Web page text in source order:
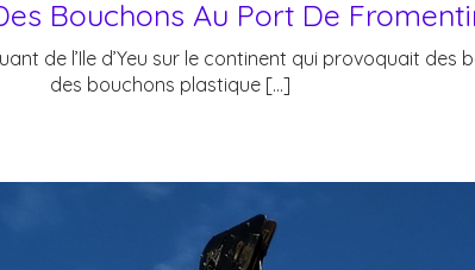
Des Bouchons Au Port De
de l’Ile d’Yeu sur le continent qui provoquait
des bouchons plastique […]